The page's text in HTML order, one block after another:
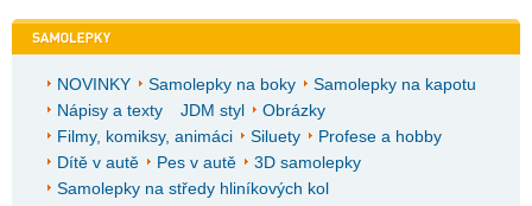
NOVINKY Samolepky na boky
Samolepky na kapotu
Nápisy a texty
JDM styl
Obrázky
Filmy, komiksy, animáci
Siluety
Profese a hobby
Dítě v autě
Pes v autě
3D samolepky
Samolepky na středy hliníkových kol